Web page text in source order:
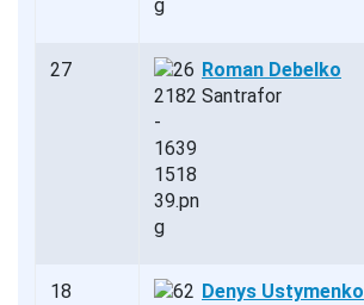
27
Roman Debelko
Santrafor
18
Denys Ustymenko